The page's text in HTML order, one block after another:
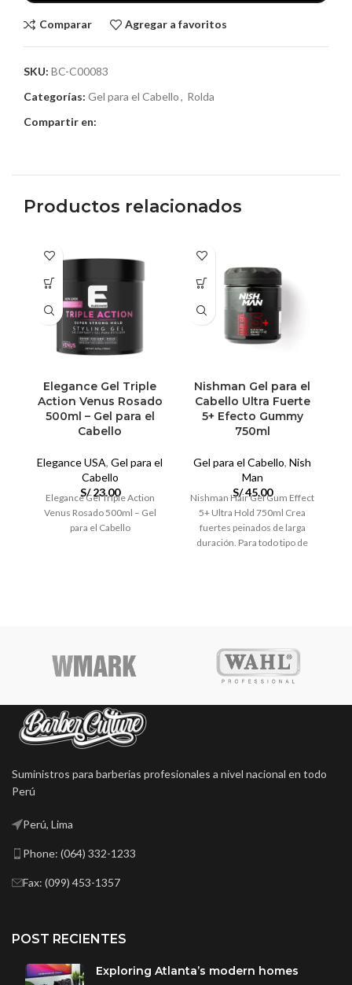
Comparar Agregar a favoritos
SKU: BC-C00083
Categorías: Gel para el Cabello, Rolda
Compartir en:
Productos relacionados
Elegance Gel Triple
Action Venus Rosado
500ml – Gel para el
Cabello
Elegance USA, Gel para el
Cabello
S/23.00
Elegance Gel Triple Action
Venus Rosado 500ml – Gel
para el Cabello
Nishman Gel para el
Cabello Ultra Fuerte
5+ Efecto Gummy
750ml
Gel para el Cabello, Nish
Man
S/45.00
Nishman Hair Gel Gum Effect
5+ Ultra Hold 750ml Crea
fuertes peinados de larga
duración. Para todo tipo de
Suministros para barberias profesionales a nivel nacional en todo
Perú
Perú, Lima
Phone: (064) 332-1233
Fax: (099) 453-1357
POST RECIENTES
Exploring Atlanta’s modern homes